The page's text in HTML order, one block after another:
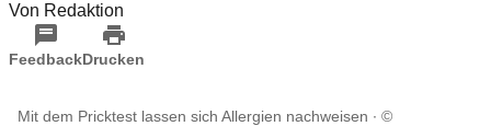
Von Redaktion
FeedbackDrucken
Mit dem Pricktest lassen sich Allergien nachweisen
©